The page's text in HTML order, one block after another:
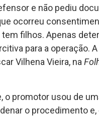
e não pediu
ocorreu
tem filhos. Apenas
para a operação.
Vilhena Vieira, na
o promotor usou de
o procedimento